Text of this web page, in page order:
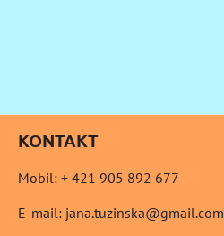
KONTAKT
Mobil: + 421 905 892 677
E-mail: jana.tuzinska@gmail.com